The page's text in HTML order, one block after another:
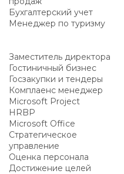
Бухгалтерский учет
Менеджер по туризму
Заместитель директора
Гостиничный бизнес
Госзакупки и тендеры
Комплаенс менеджер
Microsoft Project
HRBP
Microsoft Office
Стратегическое
управление
Оценка персонала
Достижение целей